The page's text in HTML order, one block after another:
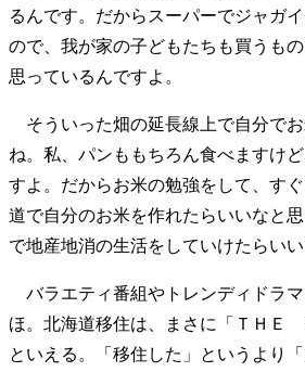
トップが描く未来
重圧との向き合い方 一流のルーテ
忘れられない言葉
10代・20代の土台
ライフスタイル・生き方
パートナーとの歩み方
親になると
病が教えてくれたこと
移住という
熱狂できるもの
一生モノの愛用品
るんです。だからスーパーでジャガ
ので、我が家の子どもたちも買うも
思っているんですよ。
そういった畑の延長線上で自分で
ね。私、パンももちろん食べますけ
すよ。だからお米の勉強をして、す
道で自分のお米を作れたらいいなと
で地産地消の生活をしていけたらいい
バラエティ番組やトレンディドラ
ほ。北海道移住は、まさに「ＴＨＥ
といえる。「移住した」というより